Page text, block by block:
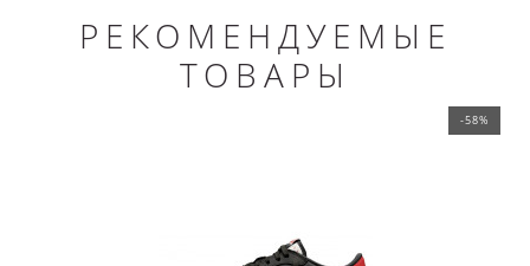
РЕКОМЕНДУЕМЫЕ
ТОВАРЫ
-58%